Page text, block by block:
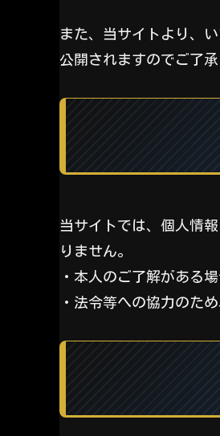
また、当サイトより、
公開されますのでご了承
当サイトでは、個人情
りません。
・本人のご了解がある
・法令等への協力のた